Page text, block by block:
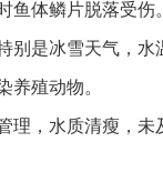
鱼体鳞片脱落受伤
别是冰雪天气，水
养殖动物。
理，水质清瘦，